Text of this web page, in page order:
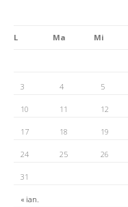
L Ma Mi
« ian.
3 4 5
10 11 12
17 18 19
24 25 26
31